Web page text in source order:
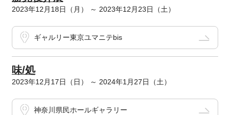
2023年12月18日（月） ～ 2023年12月23日（土）
ギャルリー東京ユマニテbis
味/処
2023年12月17日（日） ～ 2024年1月27日（土）
神奈川県民ホールギャラリー